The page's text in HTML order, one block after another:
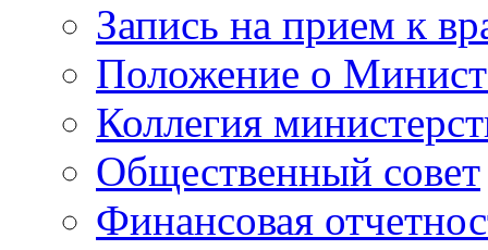
Запись на прием к
Положение о
Коллегия
Общественный совет
Финансовая